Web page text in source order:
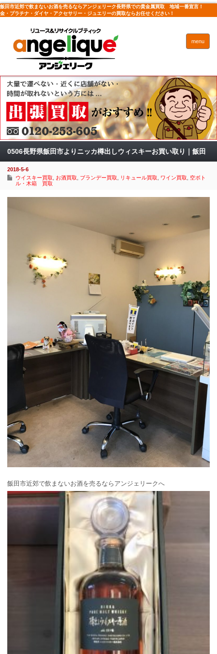
飯田市近郊で飲まないお酒を売るならアンジェリーク長野県での貴金属買取 地域一番宣言！
金・プラチナ・ダイヤ・アクセサリー・ジュエリーの買取ならお任せください！
menu
0506長野県飯田市よりニッカ樽出しウィスキーお買い取り｜飯田
店
2018-5-6
ウイスキー買取
お酒買取 ブランデー買取 リキュール買取 ワイン買取
空ボト
ル・木箱 買取
飯田市近郊で飲まないお酒を売るならアンジェリークへ